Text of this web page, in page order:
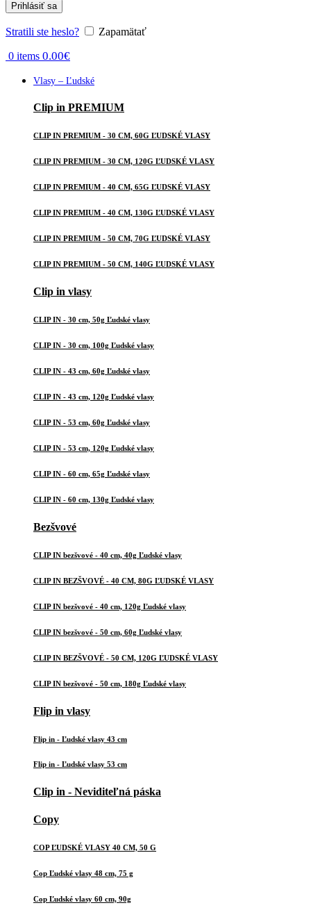
Prihlásiť sa
Stratili ste heslo? Zapamätať
0 items 0.00€
Vlasy – Ľudské
Clip in PREMIUM
CLIP IN PREMIUM - 30 CM, 60G ĽUDSKÉ VLASY
CLIP IN PREMIUM - 30 CM, 120G ĽUDSKÉ VLASY
CLIP IN PREMIUM - 40 CM, 65G ĽUDSKÉ VLASY
CLIP IN PREMIUM - 40 CM, 130G ĽUDSKÉ VLASY
CLIP IN PREMIUM - 50 CM, 70G ĽUDSKÉ VLASY
CLIP IN PREMIUM - 50 CM, 140G ĽUDSKÉ VLASY
Clip in vlasy
CLIP IN - 30 cm, 50g Ľudské vlasy
CLIP IN - 30 cm, 100g Ľudské vlasy
CLIP IN - 43 cm, 60g Ľudské vlasy
CLIP IN - 43 cm, 120g Ľudské vlasy
CLIP IN - 53 cm, 60g Ľudské vlasy
CLIP IN - 53 cm, 120g Ľudské vlasy
CLIP IN - 60 cm, 65g Ľudské vlasy
CLIP IN - 60 cm, 130g Ľudské vlasy
Bezšvové
CLIP IN bezšvové - 40 cm, 40g Ľudské vlasy
CLIP IN BEZŠVOVÉ - 40 CM, 80G ĽUDSKÉ VLASY
CLIP IN bezšvové - 40 cm, 120g Ľudské vlasy
CLIP IN bezšvové - 50 cm, 60g Ľudské vlasy
CLIP IN BEZŠVOVÉ - 50 CM, 120G ĽUDSKÉ VLASY
CLIP IN bezšvové - 50 cm, 180g Ľudské vlasy
Flip in vlasy
Flip in - Ľudské vlasy 43 cm
Flip in - Ľudské vlasy 53 cm
Clip in - Neviditeľná páska
Copy
COP ĽUDSKÉ VLASY 40 CM, 50 G
Cop Ľudské vlasy 48 cm, 75 g
Cop Ľudské vlasy 60 cm, 90g